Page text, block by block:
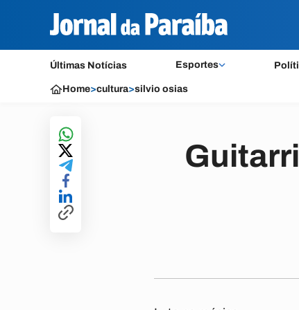
Últimas Notícias Esportes
Home>cultura>silvio osias